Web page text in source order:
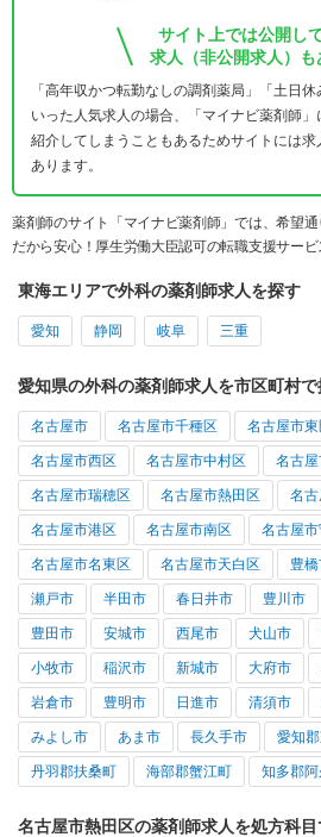
サイト上では公開し
求人（非公開求人）も
「高年収かつ転勤なしの調剤薬局」「土日
いった人気求人の場合、「マイナビ薬剤師
紹介してしまうこともあるためサイトには
あります。
薬剤師のサイト「マイナビ薬剤師」では、希望
だから安心！厚生労働大臣認可の転職支援サービ
東海エリアで外科の薬剤師求人を探す
愛知 静岡 岐阜 三重
愛知県の外科の薬剤師求人を市区町村で
名古屋市 名古屋市千種区 名古屋市
名古屋市西区 名古屋市中村区 名古
名古屋市瑞穂区 名古屋市熱田区 名
名古屋市港区 名古屋市南区 名古屋
名古屋市名東区 名古屋市天白区 豊
瀬戸市 半田市 春日井市 豊川市
豊田市 安城市 西尾市 犬山市
小牧市 稲沢市 新城市 大府市
岩倉市 豊明市 日進市 清須市
みよし市 あま市 長久手市 愛知
丹羽郡扶桑町 海部郡蟹江町 知多郡
名古屋市熱田区の薬剤師求人を処方科